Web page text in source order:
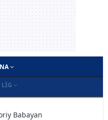
LIG
Babayan